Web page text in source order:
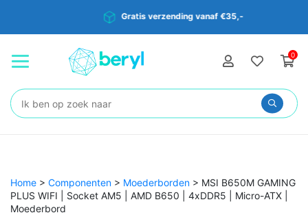
Gratis verzending vanaf €35,-
0
Zoeken:
Home > Componenten > Moederborden > MSI B650M GAMING
PLUS WIFI | Socket AM5 | AMD B650 | 4xDDR5 | Micro-ATX |
Moederbord